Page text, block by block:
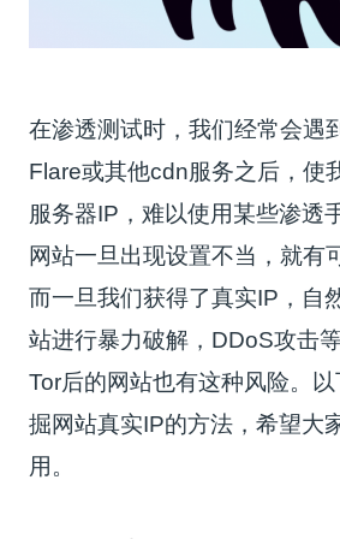
在渗透测试时，我们经常会遇
Flare或其他cdn服务之后，使
服务器IP，难以使用某些渗透
网站一旦出现设置不当，就有
而一旦我们获得了真实IP，自
站进行暴力破解，DDoS攻击
Tor后的网站也有这种风险。
掘网站真实IP的方法，希望大
用。